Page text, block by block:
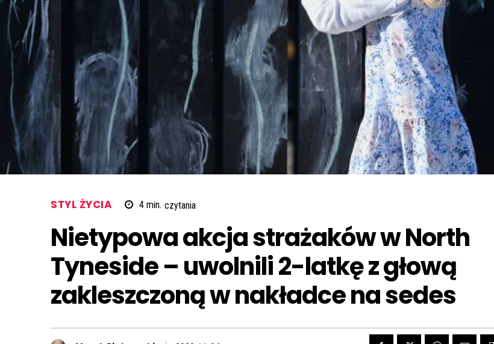
STYL ŻYCIA 4 min. czytania
Nietypowa akcja strażaków w North
Tyneside – uwolnili 2-latkę z głową
zakleszczoną w nakładce na sedes